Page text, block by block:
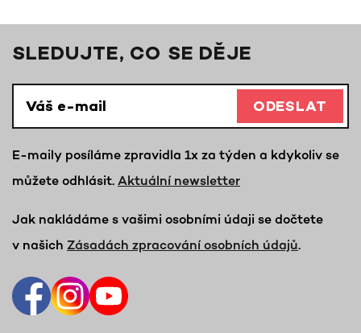
SLEDUJTE, CO SE DĚJE
ODESLAT
E-maily posíláme zpravidla 1x za týden a kdykoliv se
můžete odhlásit. Aktuální newsletter
Jak nakládáme s vašimi osobními údaji se dočtete
v našich Zásadách zpracování osobních údajů.